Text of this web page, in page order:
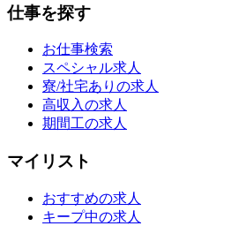
仕事を探す
お仕事検索
スペシャル求人
寮/社宅ありの求人
高収入の求人
期間工の求人
マイリスト
おすすめの求人
キープ中の求人